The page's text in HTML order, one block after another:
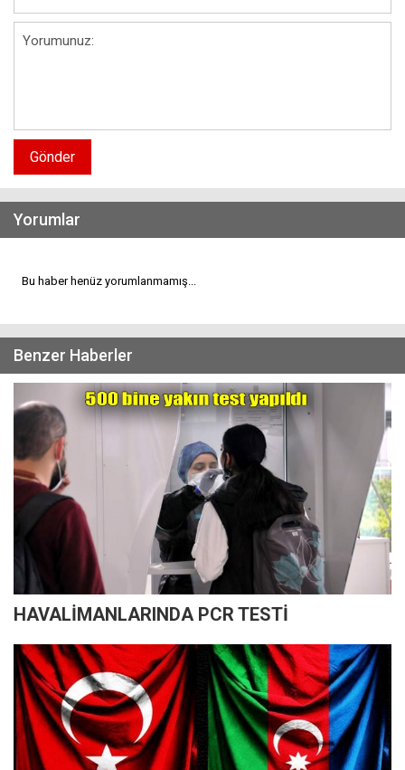
Gönder
Yorumlar
Bu haber henüz yorumlanmamış...
Benzer Haberler
HAVALİMANLARINDA PCR TESTİ